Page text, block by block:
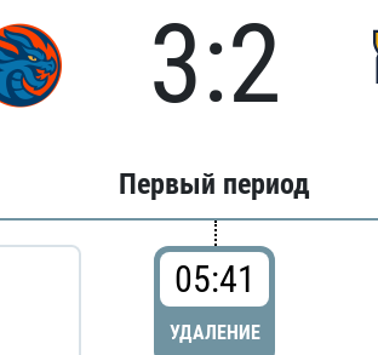
3:2
Первый период
05:41
УДАЛЕНИЕ